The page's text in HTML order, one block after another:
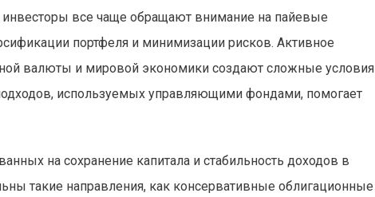
инвесторы все чаще обращают внимание на пайевые
портфеля и минимизации рисков. Активное
валюты и мировой экономики создают сложные условия
используемых управляющими фондами, помогает
на сохранение капитала и стабильность доходов в
такие направления, как консервативные облигационные